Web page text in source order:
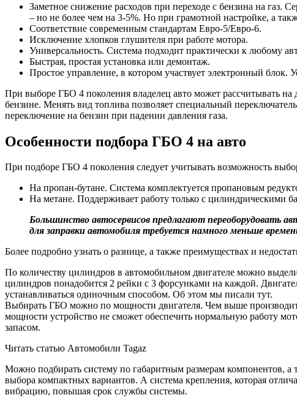
Заметное снижение расходов при переходе с бензина на газ.
– но не более чем на 3-5%. Но при грамотной настройке, а
Соответствие современным стандартам Евро-5/Евро-6.
Исключение хлопков глушителя при работе мотора.
Универсальность. Система подходит практически к любому
Быстрая, простая установка или демонтаж.
Простое управление, в котором участвует электронный блок.
При выборе ГБО 4 поколения владелец авто может рассчитывать
бензине. Менять вид топлива позволяет специальный
переключение на бензин при падении давления газа.
Особенности подбора ГБО 4 на авто
При подборе ГБО 4 поколения следует учитывать возможность
На пропан-бутане. Система комплектуется пропановым
На метане. Поддерживает работу только с цилиндрическими
Большинство автосервисов предлагают переоборудовать
для заправки автомобиля требуется намного меньше
Более подробно узнать о разнице, а также преимуществах и
По количеству цилиндров в автомобильном двигателе можно
цилиндров понадобится 2 рейки с 3 форсунками на каждой.
устанавливаться одиночным способом. Об этом мы писали тут.
Выбирать ГБО можно по мощности двигателя. Чем выше
мощности устройство не сможет обеспечить нормальную работу
запасом.
Читать статью Автомобили Tagaz
Можно подбирать систему по габаритным размерам компонентов, а
выбора компактных вариантов. А система крепления, которая
вибрацию, повышая срок службы системы.